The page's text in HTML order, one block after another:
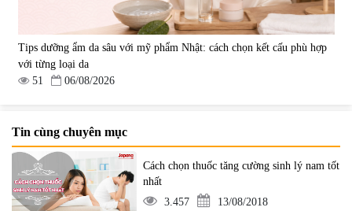
Tips dưỡng ẩm da sâu với mỹ phẩm Nhật: cách chọn kết cấu phù hợp
với từng loại da
51
06/08/2026
Tin cùng chuyên mục
Cách chọn thuốc tăng cường sinh lý nam tốt
nhất
3.457
13/08/2018